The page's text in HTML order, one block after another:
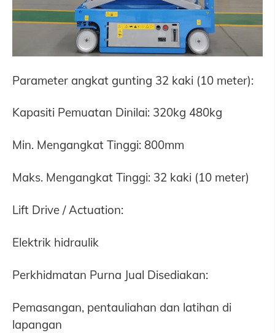
Parameter angkat gunting 32 kaki (10 meter):
Kapasiti Pemuatan Dinilai: 320kg 480kg
Min. Mengangkat Tinggi: 800mm
Maks. Mengangkat Tinggi: 32 kaki (10 meter)
Lift Drive / Actuation:
Elektrik hidraulik
Perkhidmatan Purna Jual Disediakan:
Pemasangan, pentauliahan dan latihan di
lapangan